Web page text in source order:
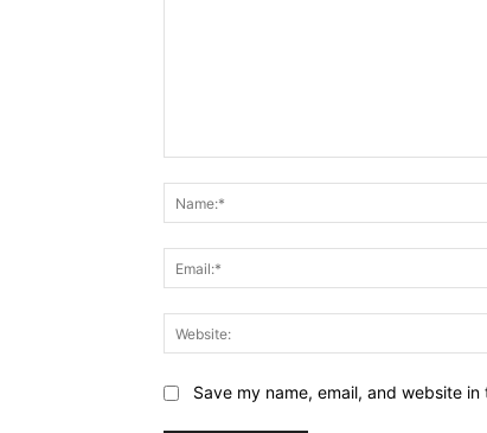
Save my name, email, and website